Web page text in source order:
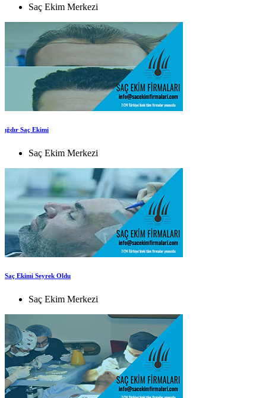
Saç Ekim Merkezi
ığdır Saç Ekimi
Saç Ekim Merkezi
Saç Ekimi Seyrek Oldu
Saç Ekim Merkezi